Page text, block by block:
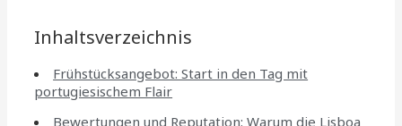
Inhaltsverzeichnis
Frühstücksangebot: Start in den Tag mit
portugiesischem Flair
Bewertungen und Reputation: Warum die Lisboa